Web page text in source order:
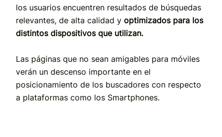
los usuarios encuentren resultados de búsquedas
relevantes, de alta calidad y optimizados para los
distintos dispositivos que utilizan.
Las páginas que no sean amigables para móviles
verán un descenso importante en el
posicionamiento de los buscadores con respecto
a plataformas como los Smartphones.